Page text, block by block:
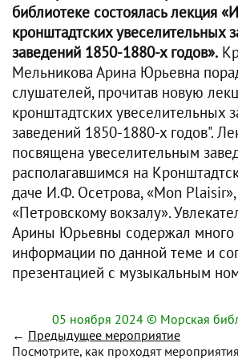
библиотеке состоялась лекция
кронштадтских увеселительных
заведений 1850-1880-х годов».
Мельникова Арина Юрьевна
слушателей, прочитав новую
кронштадтских увеселительных
заведений 1850-1880-х годов".
посвящена увеселительным
располагавшимся на
даче И.Ф. Осетрова, «Mon Plaisir»,
«Петровскому вокзалу».
Арины Юрьевны содержал много
информации по данной теме и
презентацией с музыкальным
05 ноября 2024 © Морская
← Предыдущее мероприятие
Посмотрите, как проходят